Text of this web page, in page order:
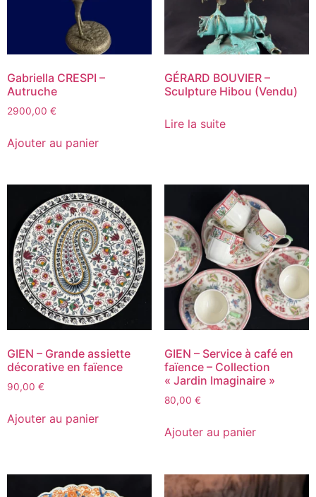
Gabriella CRESPI –
Autruche
2900,00 €
Ajouter au panier
GÉRARD BOUVIER –
Sculpture Hibou (Vendu)
Lire la suite
GIEN – Grande assiette
décorative en faïence
90,00 €
Ajouter au panier
GIEN – Service à café en
faïence – Collection
« Jardin Imaginaire »
80,00 €
Ajouter au panier